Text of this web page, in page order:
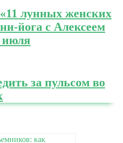
лунных женских
йога с Алексеем
июля
за пульсом во